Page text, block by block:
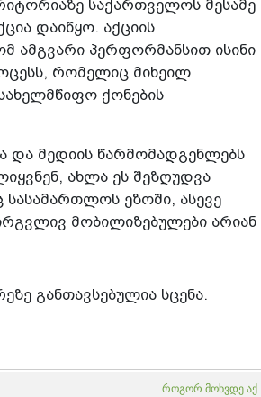
საქართველოს მესამე
დაიწყო. აქციის
ამგვარი პერფორმანსით ისინი
რომელიც მიხეილ
ქონების
და მედიის წარმომადგენლებს
ახლა ეს შეზღუდვა
ეზოში, ასევე
მობილიზებულები არიან
განთავსებულია სცენა.
როგორ მოხვდე აქ